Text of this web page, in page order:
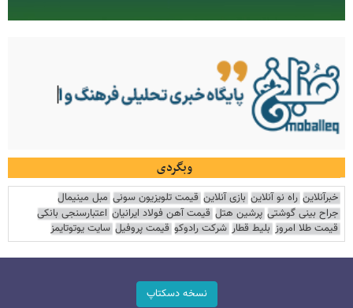
وبگردی
خبرآنلاین راه نو آنلاین بازی آنلاین قیمت تلویزیون سونی مبل مینیمال
جراح بینی گوشتی پرشین هتل قیمت آهن فولاد ایرانیان اعتبارسنجی بانکی
قیمت طلا امروز بلیط قطار شرکت رادوکو قیمت پروفیل سایت یوتوتایمز
نسخه دسکتاپ